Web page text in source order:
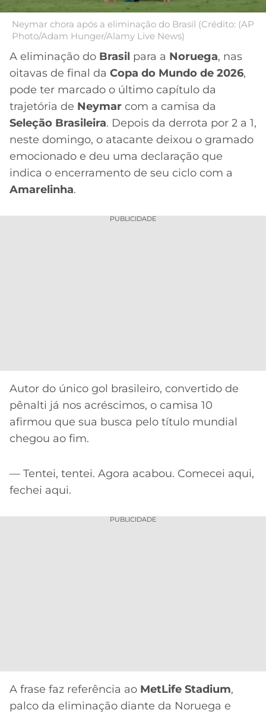
APPS
DE
APOSTAS
CASSINOS
ONLINE
MELHORES
CASSINOS
ONLINE
2026
FLUMINENSE
BOTAFOGO
VASCO
INTERNACIONAL
GRÊMIO
ATLÉTICO
MG
COPA
SUL-
AMERICANA
LIGA
DOS
CAMPEÕES
LALIGA
Neymar chora após a eliminação do Brasil (Crédito: (AP
Photo/Adam Hunger/Alamy Live News)
A eliminação do Brasil para a Noruega, nas
oitavas de final da Copa do Mundo de 2026,
pode ter marcado o último capítulo da
trajetória de Neymar com a camisa da
Seleção Brasileira. Depois da derrota por 2 a 1,
neste domingo, o atacante deixou o gramado
emocionado e deu uma declaração que
indica o encerramento de seu ciclo com a
Amarelinha.
PUBLICIDADE
Autor do único gol brasileiro, convertido de
pênalti já nos acréscimos, o camisa 10
afirmou que sua busca pelo título mundial
chegou ao fim.
— Tentei, tentei. Agora acabou. Comecei aqui,
fechei aqui.
PUBLICIDADE
A frase faz referência ao MetLife Stadium,
palco da eliminação diante da Noruega e